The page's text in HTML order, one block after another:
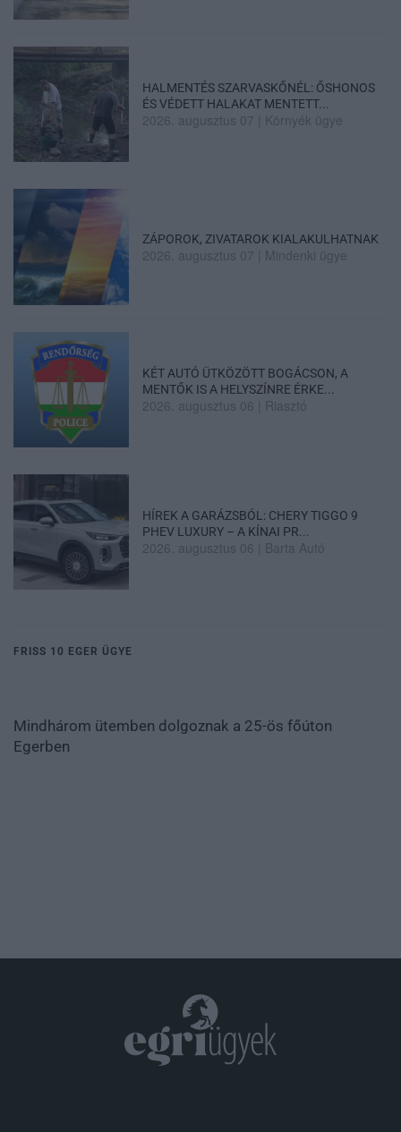
HALMENTÉS SZARVASKŐNÉL: ŐSHONOS
ÉS VÉDETT HALAKAT MENTETT...
2026. augusztus 07 Környék ügye
ZÁPOROK, ZIVATAROK KIALAKULHATNAK
2026. augusztus 07 Mindenki ügye
KÉT AUTÓ ÜTKÖZÖTT BOGÁCSON, A
MENTŐK IS A HELYSZÍNRE ÉRKE...
2026. augusztus 06 Riasztó
HÍREK A GARÁZSBÓL: CHERY TIGGO 9
PHEV LUXURY – A KÍNAI PR...
2026. augusztus 06 Barta Autó
FRISS 10 EGER ÜGYE
Mindhárom ütemben dolgoznak a 25-ös főúton
Egerben